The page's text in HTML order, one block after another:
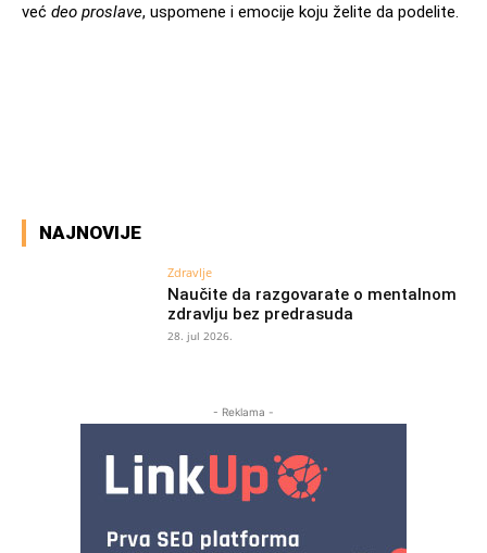
već deo proslave, uspomene i emocije koju želite da podelite.
NAJNOVIJE
Zdravlje
Naučite da razgovarate o mentalnom
zdravlju bez predrasuda
28. jul 2026.
- Reklama -